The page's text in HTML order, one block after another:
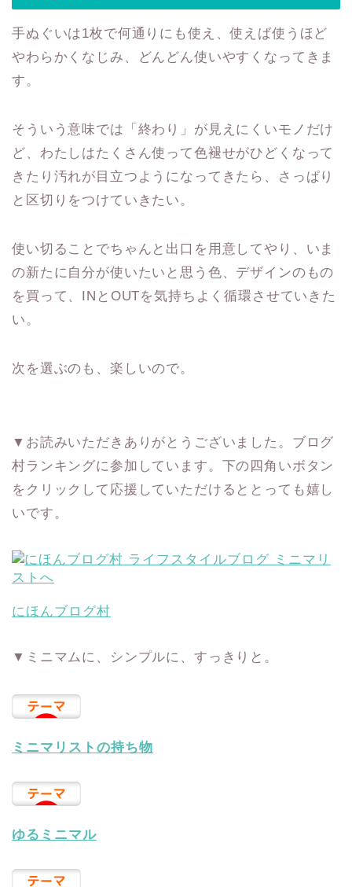
手ぬぐいは1枚で何通りにも使え、使えば使うほど
やわらかくなじみ、どんどん使いやすくなってきま
す。
そういう意味では「終わり」が見えにくいモノだけ
ど、わたしはたくさん使って色褪せがひどくなって
きたり汚れが目立つようになってきたら、さっぱり
と区切りをつけていきたい。
使い切ることでちゃんと出口を用意してやり、いま
の新たに自分が使いたいと思う色、デザインのもの
を買って、INとOUTを気持ちよく循環させていきた
い。
次を選ぶのも、楽しいので。
▼お読みいただきありがとうございました。ブログ
村ランキングに参加しています。下の四角いボタン
をクリックして応援していただけるととっても嬉し
いです。
にほんブログ村
▼ミニマムに、シンプルに、すっきりと。
ミニマリストの持ち物
ゆるミニマル